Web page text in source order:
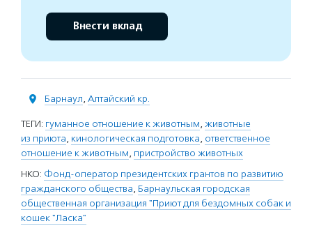
Внести вклад
Барнаул, Алтайский кр.
ТЕГИ: гуманное отношение к животным, животные
из приюта, кинологическая подготовка, ответственное
отношение к животным, пристройство животных
НКО: Фонд-оператор президентских грантов по развитию
гражданского общества, Барнаульская городская
общественная организация "Приют для бездомных собак и
кошек "Ласка"